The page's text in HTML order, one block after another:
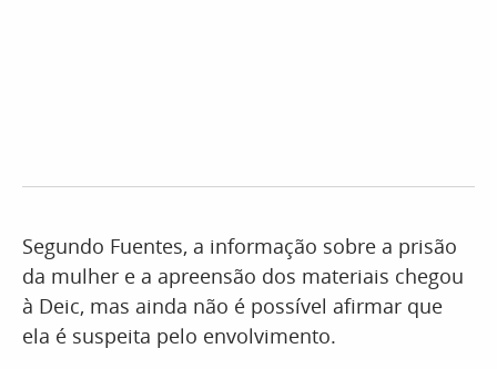
Segundo Fuentes, a informação sobre a prisão
da mulher e a apreensão dos materiais chegou
à Deic, mas ainda não é possível afirmar que
ela é suspeita pelo envolvimento.